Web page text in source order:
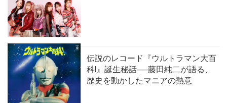
伝説のレコード『ウルトラマン大百
科!』誕生秘話──藤田純二が語る、
歴史を動かしたマニアの熱意